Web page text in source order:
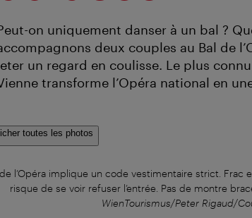
on uniquement danser à un bal ?
deux couples au Bal de
un regard en coulisse. Le plus
transforme l’Opéra national en
toutes les photos
l’Opéra implique un code vestimentaire strict.
risque de se voir refuser l’entrée. Pas de montre
WienTourismus/Peter Rigaud/